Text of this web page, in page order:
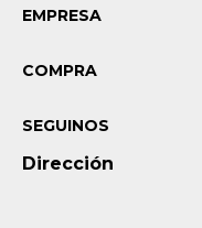
EMPRESA
COMPRA
Dirección
SEGUINOS